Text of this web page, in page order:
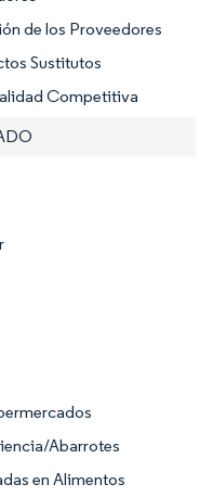
de los Proveedores
Sustitutos
Competitiva
Abarrotes
en Alimentos